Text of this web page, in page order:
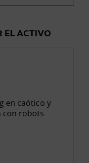
EL ACTIVO
en caótico y
con robots